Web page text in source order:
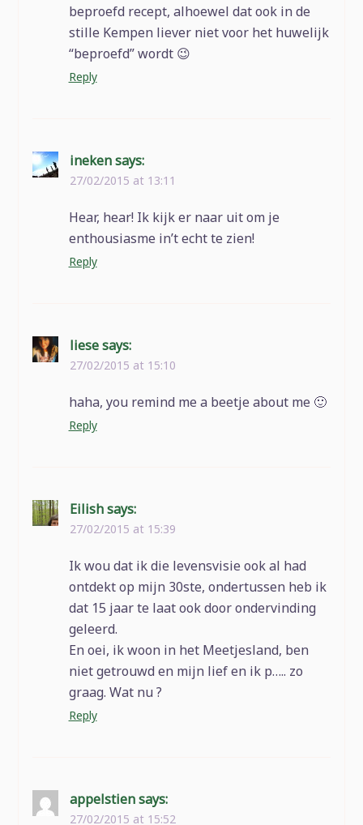
beproefd recept, alhoewel dat ook in de
stille Kempen liever niet voor het huwelijk
“beproefd” wordt 😉
Reply
ineken says:
27/02/2015 at 13:11
Hear, hear! Ik kijk er naar uit om je
enthousiasme in’t echt te zien!
Reply
liese says:
27/02/2015 at 15:10
haha, you remind me a beetje about me 🙂
Reply
Eilish says:
27/02/2015 at 15:39
Ik wou dat ik die levensvisie ook al had
ontdekt op mijn 30ste, ondertussen heb ik
dat 15 jaar te laat ook door ondervinding
geleerd.
En oei, ik woon in het Meetjesland, ben
niet getrouwd en mijn lief en ik p….. zo
graag. Wat nu ?
Reply
appelstien says:
27/02/2015 at 15:52